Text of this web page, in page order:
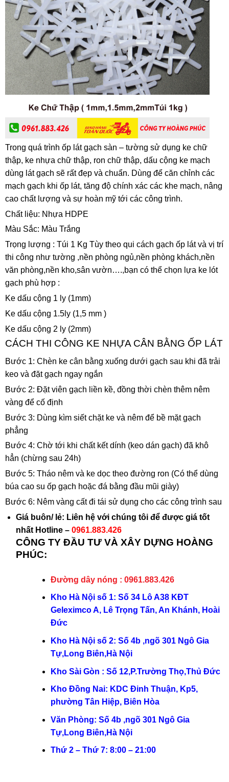
Trong quá trình ốp lát gạch sàn – tường sử dụng ke chữ
thập, ke nhựa chữ thập, ron chữ thập, dấu cộng ke mạch
dùng lát gạch sẽ rất đẹp và chuẩn. Dùng để căn chỉnh các
mạch gạch khi ốp lát, tăng độ chính xác các khe mạch, nâng
cao chất lượng và sự hoàn mỹ tới các công trình.
Chất liệu: Nhựa HDPE
Màu Sắc: Màu Trắng
Trọng lượng : Túi 1 Kg Tùy theo qui cách gạch ốp lát và vị trí
thi công như tường ,nền phòng ngủ,nền phòng khách,nền
văn phòng,nền kho,sân vườn….,bạn có thể chọn lựa ke lót
gạch phù hợp :
Ke dấu cộng 1 ly (1mm)
Ke dấu cộng 1.5ly (1,5 mm )
Ke dấu cộng 2 ly (2mm)
CÁCH THI CÔNG KE NHỰA CÂN BẰNG ỐP LÁT
Bước 1: Chèn ke cân bằng xuống dưới gạch sau khi đã trải
keo và đặt gạch ngay ngắn
Bước 2: Đặt viên gạch liền kề, đồng thời chèn thêm nêm
vàng để cố định
Bước 3: Dùng kìm siết chặt ke và nêm để bề mặt gạch
phẳng
Bước 4: Chờ tới khi chất kết dính (keo dán gạch) đã khô
hẳn (chừng sau 24h)
Bước 5: Tháo nêm và ke dọc theo đường ron (Có thể dùng
búa cao su ốp gạch hoặc đá bằng đầu mũi giày)
Bước 6: Nêm vàng cất đi tái sử dụng cho các công trình sau
Giá buôn/ lẻ: Liên hệ với chúng tôi để được giá tốt
nhất Hotline – 0961.883.426
CÔNG TY ĐẦU TƯ VÀ XÂY DỰNG HOÀNG
PHÚC:
Đường dây nóng : 0961.883.426
Kho Hà Nội số 1: Số 34 Lô A38 KĐT
Geleximco A, Lê Trọng Tấn, An Khánh, Hoài
Đức
Kho Hà Nội số 2: Số 4b ,ngõ 301 Ngô Gia
Tự,Long Biên,Hà Nội
Kho Sài Gòn : Số 12,P.Trường Thọ,Thủ Đức
Kho Đồng Nai: KDC Đinh Thuận, Kp5,
phường Tân Hiệp, Biên Hòa
Văn Phòng: Số 4b ,ngõ 301 Ngô Gia
Tự,Long Biên,Hà Nội
Thứ 2 – Thứ 7: 8:00 – 21:00